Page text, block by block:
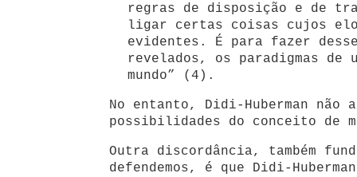
regras de disposição e de
ligar certas coisas cujos
evidentes. É para fazer
revelados, os paradigmas de
mundo” (4).
No entanto, Didi-Huberman não
possibilidades do conceito de
Outra discordância, também
defendemos, é que Didi-